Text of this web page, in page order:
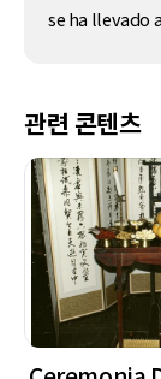
se ha llevado
관련 콘텐츠